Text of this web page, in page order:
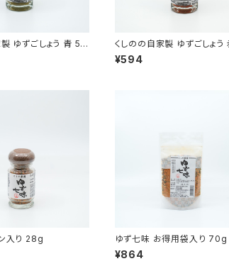
ゆずごしょう 青 50
くしのの自家製 ゆずごしょう
g
¥594
入り 28g ゆず七味 お得用袋入り 70g
¥864